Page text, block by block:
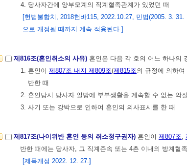
4. 당사자간에 양부모계의 직계혈족관계가 있었던 때
[헌법불합치, 2018헌바115, 2022.10.27, 민법(2005. 3.
으로 개정될 때까지 계속 적용된다.]
제816조(혼인취소의 사유) 혼인은 다음 각 호의 어느 하나의
1. 혼인이 제807조 내지 제809조(제815조의 규정에 의하
반한 때
2. 혼인당시 당사자 일방에 부부생활을 계속할 수 없는 악
3. 사기 또는 강박으로 인하여 혼인의 의사표시를 한 때
제817조(나이위반 혼인 등의 취소청구권자) 혼인이 제807조,
반한 때에는 당사자, 그 직계존속 또는 4촌 이내의 방계혈
[제목개정 2022. 12. 27.]